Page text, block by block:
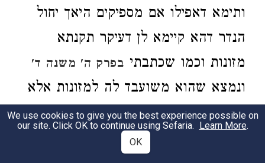
ותימא דאפילו אם מספיקים היאך יחול
הנדר דהא קיימא לן דעיקר תקנתא
מזונות וכמו שכתבתי בפרק ה' משנה ד'
ונמצא שהוא משועבד לה למזונות אלא
שחכמים תקנו לו כנגד זה שיהיה מעשה
ידיה שלו וכיון שהוא משועבד לה אין
We use cookies to give you the best experience possible on
our site. Click OK to continue using Sefaria. Learn More.
OK